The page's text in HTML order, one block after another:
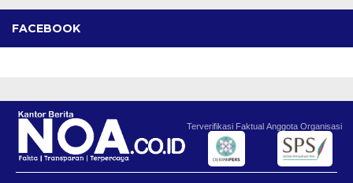
FACEBOOK
Terverifikasi Faktual Anggota Organisasi